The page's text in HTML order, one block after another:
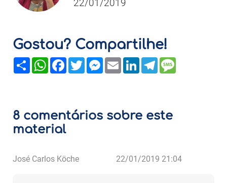
22/01/2019
Gostou? Compartilhe!
ShareWhatsAppFacebook
TwitterMessenger
Email LinkedInTelegram
8 comentários sobre este
material
José Carlos Köche 22/01/2019 21:04